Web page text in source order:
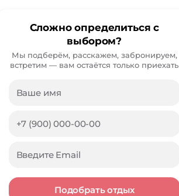
Сложно определиться с
выбором?
Мы подберём, расскажем, забронируем,
встретим — вам остаётся только приехать
Подобрать отдых